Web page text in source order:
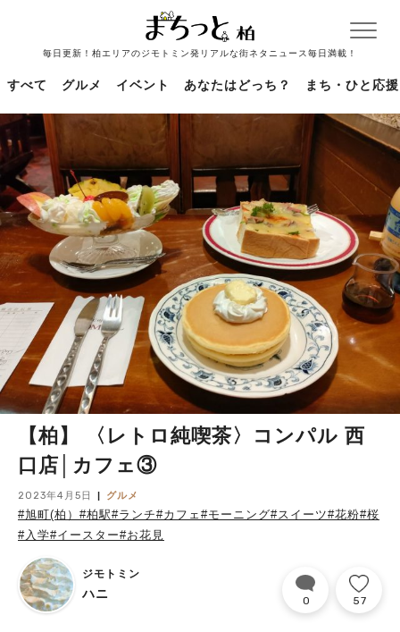
毎日更新！柏エリアのジモトミン発リアルな街ネタニュース毎日満載！
すべて グルメ イベント あなたはどっち？ まち・ひと応援
【柏】 〈レトロ純喫茶〉コンパル 西
口店│カフェ③
2023年4月5日 グルメ
#旭町(柏） #柏駅#ランチ#カフェ #モーニング#スイーツ#花粉#桜
#入学#イースター#お花見
ジモトミン
ハニ 0 57